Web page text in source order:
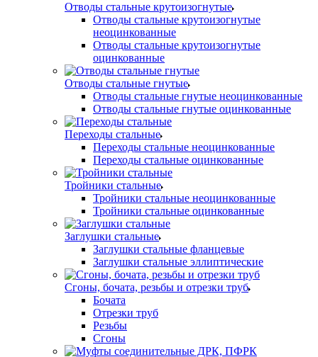
Отводы стальные крутоизогнутые
Отводы стальные крутоизогнутые
неоцинкованные
Отводы стальные крутоизогнутые
оцинкованные
Отводы стальные гнутые
Отводы стальные гнутые неоцинкованные
Отводы стальные гнутые оцинкованные
Переходы стальные
Переходы стальные неоцинкованные
Переходы стальные оцинкованные
Тройники стальные
Тройники стальные неоцинкованные
Тройники стальные оцинкованные
Заглушки стальные
Заглушки стальные фланцевые
Заглушки стальные эллиптические
Сгоны, бочата, резьбы и отрезки труб
Бочата
Отрезки труб
Резьбы
Сгоны